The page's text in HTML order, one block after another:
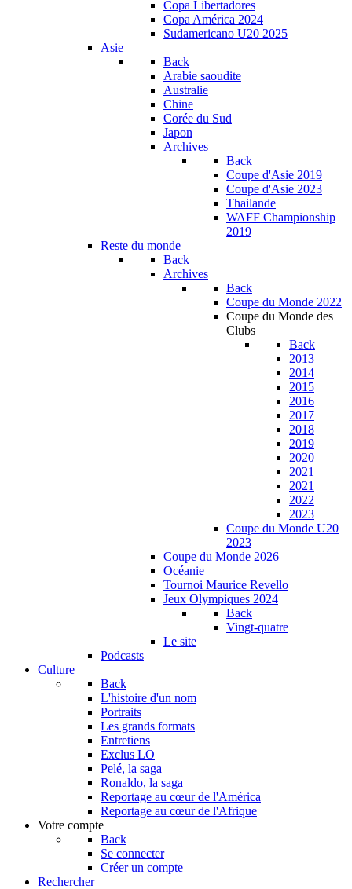
Copa Libertadores
Copa América 2024
Sudamericano U20 2025
Asie
Back
Arabie saoudite
Australie
Chine
Corée du Sud
Japon
Archives
Back
Coupe d'Asie 2019
Coupe d'Asie 2023
Thailande
WAFF Championship
2019
Reste du monde
Back
Archives
Back
Coupe du Monde 2022
Coupe du Monde des
Clubs
Back
2013
2014
2015
2016
2017
2018
2019
2020
2021
2021
2022
2023
Coupe du Monde U20
2023
Coupe du Monde 2026
Océanie
Tournoi Maurice Revello
Jeux Olympiques 2024
Back
Vingt-quatre
Le site
Podcasts
Culture
Back
L'histoire d'un nom
Portraits
Les grands formats
Entretiens
Exclus LO
Pelé, la saga
Ronaldo, la saga
Reportage au cœur de l'América
Reportage au cœur de l'Afrique
Votre compte
Back
Se connecter
Créer un compte
Rechercher